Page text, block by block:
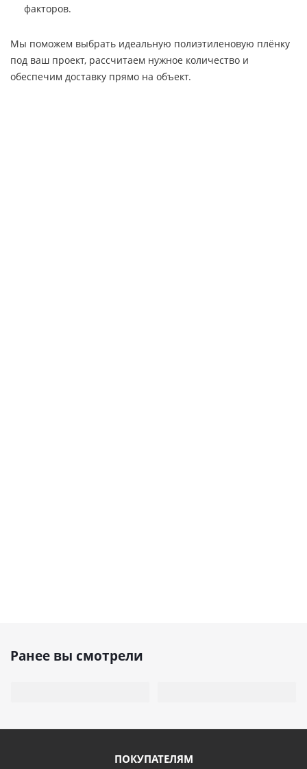
факторов.
Мы поможем выбрать идеальную полиэтиленовую плёнку
под ваш проект, рассчитаем нужное количество и
обеспечим доставку прямо на объект.
Ранее вы смотрели
ПОКУПАТЕЛЯМ